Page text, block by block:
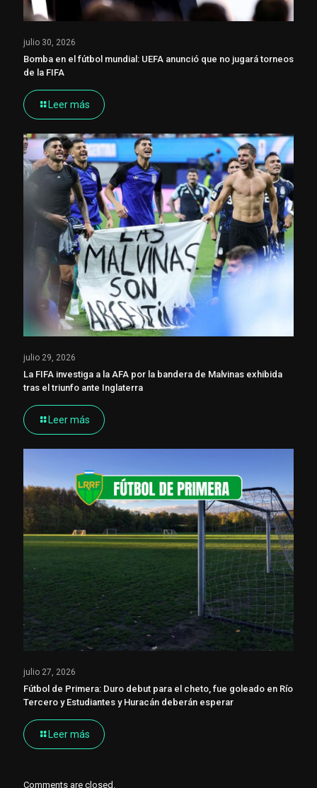
julio 30, 2026
Bomba en el fútbol mundial: UEFA anunció que no jugará torneos
de la FIFA
Leer más
julio 29, 2026
La FIFA investiga a la AFA por la bandera de Malvinas exhibida
tras el triunfo ante Inglaterra
Leer más
julio 27, 2026
Fútbol de Primera: Duro debut para el cheto, fue goleado en Río
Tercero y Estudiantes y Huracán deberán esperar
Leer más
Comments are closed.